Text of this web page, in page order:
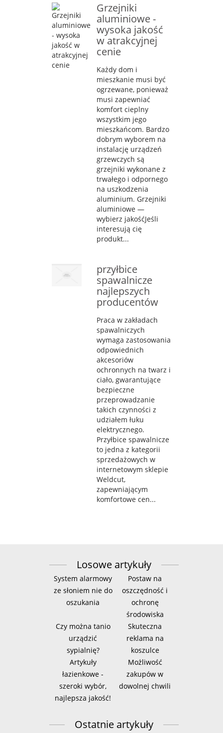
Grzejniki
aluminiowe -
wysoka jakość
w atrakcyjnej
cenie
Każdy dom i
mieszkanie musi być
ogrzewane, ponieważ
musi zapewniać
komfort cieplny
wszystkim jego
mieszkańcom. Bardzo
dobrym wyborem na
instalację urządzeń
grzewczych są
grzejniki wykonane z
trwałego i odpornego
na uszkodzenia
aluminium. Grzejniki
aluminiowe —
wybierz jakośćJeśli
interesują cię
produkt...
przyłbice
spawalnicze
najlepszych
producentów
Praca w zakładach
spawalniczych
wymaga zastosowania
odpowiednich
akcesoriów
ochronnych na twarz i
ciało, gwarantujące
bezpieczne
przeprowadzanie
takich czynności z
udziałem łuku
elektrycznego.
Przyłbice spawalnicze
to jedna z kategorii
sprzedażowych w
internetowym sklepie
Weldcut,
zapewniającym
komfortowe cen...
Losowe artykuły
System alarmowy
ze słoniem nie do
oszukania
Postaw na
oszczędność i
ochronę
środowiska
Czy można tanio
urządzić
sypialnię?
Skuteczna
reklama na
koszulce
Artykuły
łazienkowe -
szeroki wybór,
najlepsza jakość!
Możliwość
zakupów w
dowolnej chwili
Ostatnie artykuły